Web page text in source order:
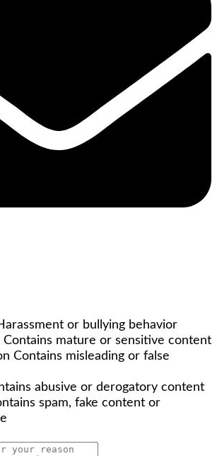
or bullying behavior
Contains mature or sensitive content
Contains misleading or false
abusive or derogatory content
spam, fake content or